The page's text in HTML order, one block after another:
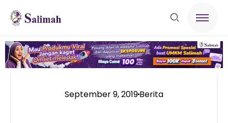
September 9, 2019Berita